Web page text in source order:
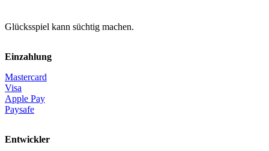
Glücksspiel kann süchtig machen.
Einzahlung
Mastercard
Visa
Apple Pay
Paysafe
Entwickler